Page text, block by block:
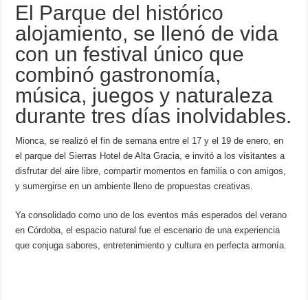
at
s
A
p
p
c
e
b
o
o
k
tt
er
ail k
e
dI
n
ss
e
n
g
er
m
p
ar
tir
El Parque del histórico
alojamiento, se llenó de vida
con un festival único que
combinó gastronomía,
música, juegos y naturaleza
durante tres días inolvidables.
Mionca, se realizó el fin de semana entre el 17 y el 19 de enero, en
el parque del Sierras Hotel de Alta Gracia, e invitó a los visitantes a
disfrutar del aire libre, compartir momentos en familia o con amigos,
y sumergirse en un ambiente lleno de propuestas creativas.
Ya consolidado como uno de los eventos más esperados del verano
en Córdoba, el espacio natural fue el escenario de una experiencia
que conjuga sabores, entretenimiento y cultura en perfecta armonía.